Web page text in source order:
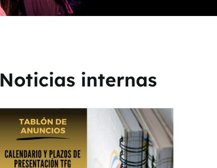
Noticias internas